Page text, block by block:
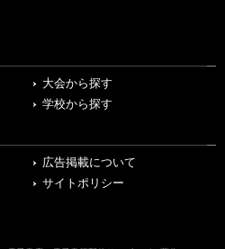
大会から探す
学校から探す
広告掲載について
サイトポリシー